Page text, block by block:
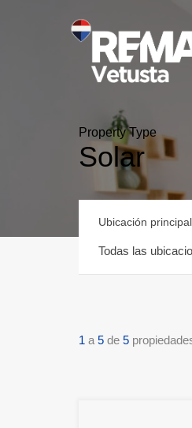
Property Type
Solar
Ubicación principal
Todas las
1 a 5 de 5